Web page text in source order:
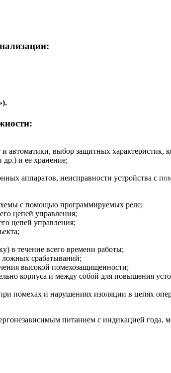
выбор защитных характеристик,
и ее хранение;
аппаратов, неисправности устройства с
с помощью программируемых реле;
цепей управления;
цепей управления;
в течение всего времени работы;
ложных срабатываний;
высокой помехозащищенности;
корпуса и между собой для повышения
помехах и нарушениях изоляции в цепях
питанием с индикацией года,